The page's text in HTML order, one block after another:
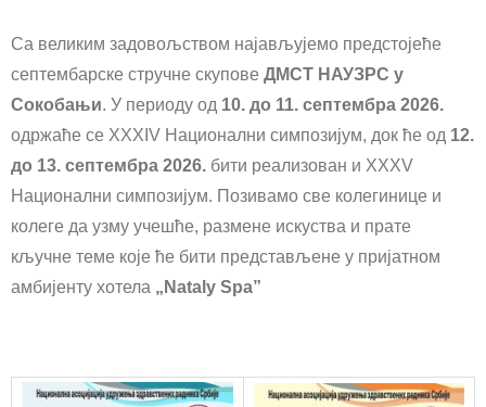
Са великим задовољством најављујемо предстојеће
септембарске стручне скупове ДМСТ НАУЗРС у
Сокобањи. У периоду од 10. до 11. септембра 2026.
одржаће се XXXIV Национални симпозијум, док ће од 12.
до 13. септембра 2026. бити реализован и XXXV
Национални симпозијум. Позивамо све колегинице и
колеге да узму учешће, размене искуства и прате
кључне теме које ће бити представљене у пријатном
амбијенту хотела „Nataly Spa”